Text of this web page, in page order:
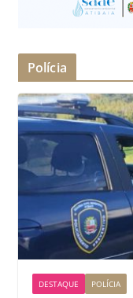
Polícia
DESTAQUE POLÍCIA